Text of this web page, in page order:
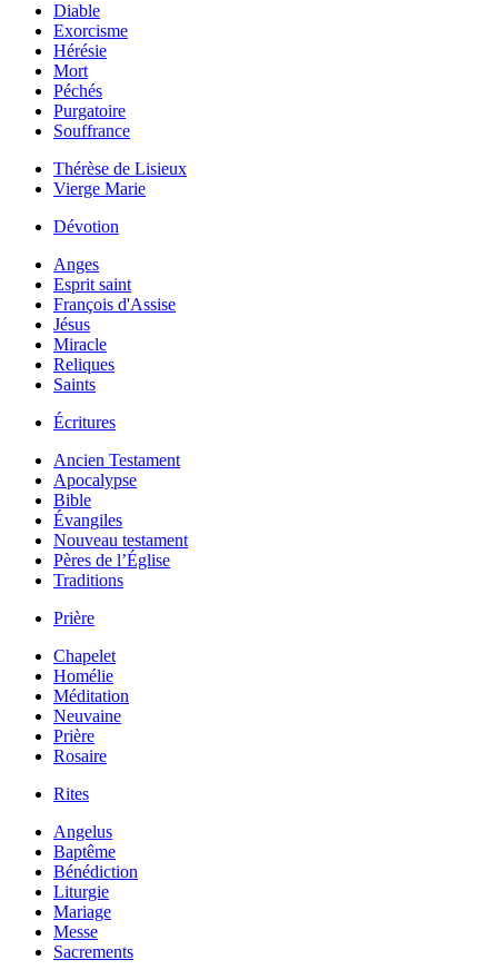
Diable
Exorcisme
Hérésie
Mort
Péchés
Purgatoire
Souffrance
Thérèse de Lisieux
Vierge Marie
Dévotion
Anges
Esprit saint
François d'Assise
Jésus
Miracle
Reliques
Saints
Écritures
Ancien Testament
Apocalypse
Bible
Évangiles
Nouveau testament
Pères de l’Église
Traditions
Prière
Chapelet
Homélie
Méditation
Neuvaine
Prière
Rosaire
Rites
Angelus
Baptême
Bénédiction
Liturgie
Mariage
Messe
Sacrements